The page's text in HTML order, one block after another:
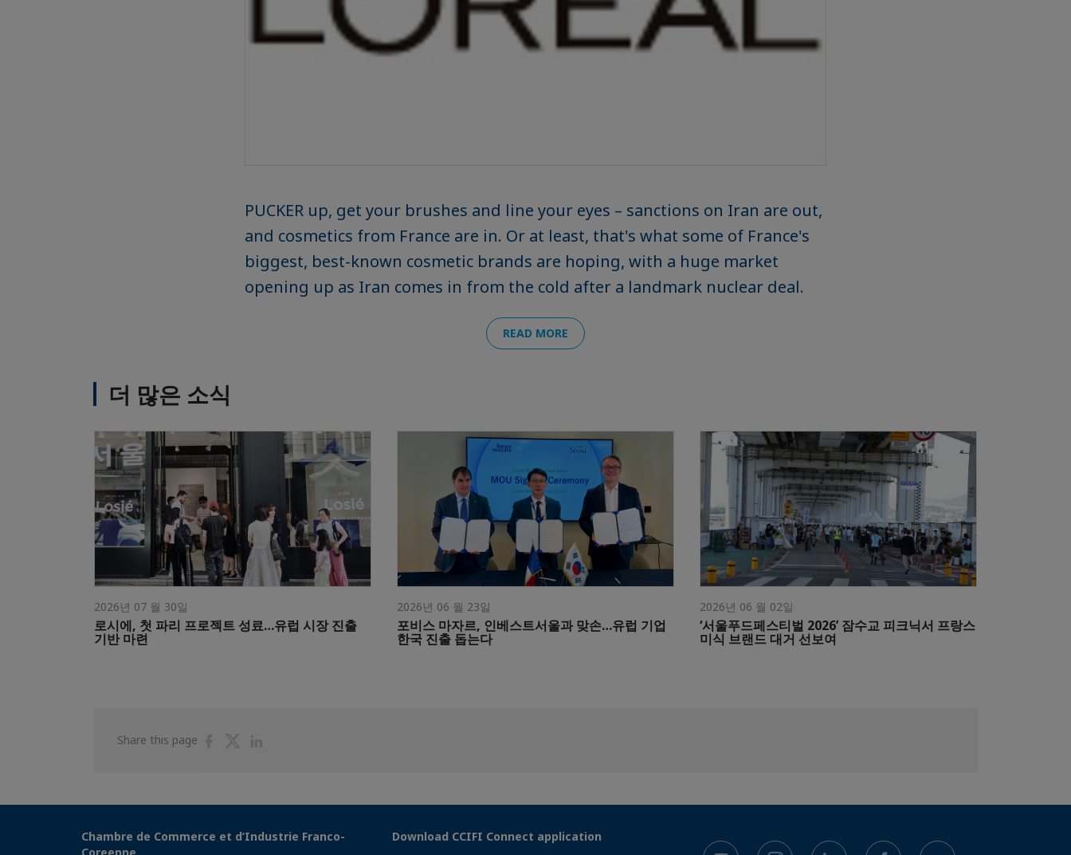
PUCKER up, get your brushes and line your eyes – sanctions on Iran are out,
and cosmetics from France are in. Or at least, that's what some of France's
biggest, best-known cosmetic brands are hoping, with a huge market
opening up as Iran comes in from the cold after a landmark nuclear deal.
READ MORE
더 많은 소식
2026년 07 월 30일
로시에, 첫 파리 프로젝트 성료…유럽 시장 진출
기반 마련
2026년 06 월 23일
포비스 마자르, 인베스트서울과 맞손…유럽 기업
한국 진출 돕는다
2026년 06 월 02일
‘서울푸드페스티벌 2026’ 잠수교 피크닉서 프랑스
미식 브랜드 대거 선보여
Share this page
ShareShare
Chambre de Commerce et d’Industrie Franco-
Download CCIFI Connect application